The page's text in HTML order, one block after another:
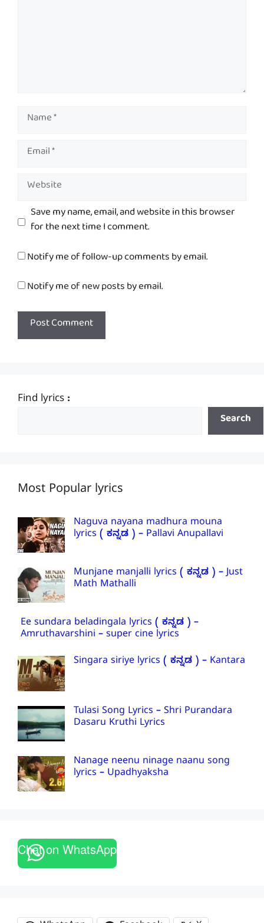
Name
Email
Website
Save my name, email, and website in this browser
for the next time I comment.
Notify me of follow-up comments by email.
Notify me of new posts by email.
Find lyrics :
Search
Most Popular lyrics
Naguva nayana madhura mouna
lyrics ( ಕನ್ನಡ ) – Pallavi Anupallavi
Munjane manjalli lyrics ( ಕನ್ನಡ ) – Just
Math Mathalli
Ee sundara beladingala lyrics ( ಕನ್ನಡ ) –
Amruthavarshini – super cine lyrics
Singara siriye lyrics ( ಕನ್ನಡ ) – Kantara
Tulasi Song Lyrics – Shri Purandara
Dasaru Kruthi Lyrics
Nanage neenu ninage naanu song
lyrics – Upadhyaksha
Chat on WhatsApp